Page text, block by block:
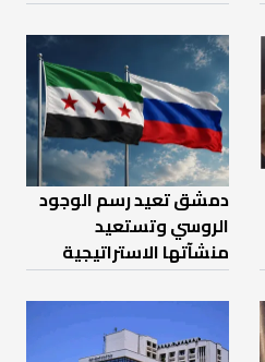
دمشق تعيد رسم الوجود
الروسي وتستعيد
منشآتها الاستراتيجية